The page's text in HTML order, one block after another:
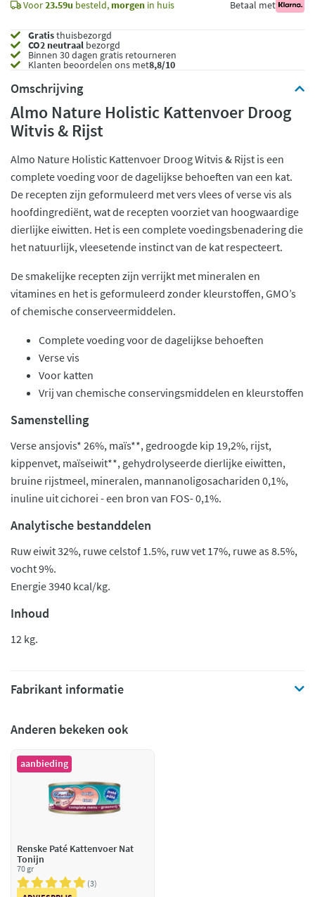
Voor23.59u besteld, morgen in huis Betaal met
Gratisthuisbezorgd
CO2 neutraal bezorgd
Binnen 30 dagen gratis retourneren
Klanten beoordelen ons met8,8/10
Omschrijving
Almo Nature Holistic Kattenvoer Droog
Witvis & Rijst
Almo Nature Holistic Kattenvoer Droog Witvis & Rijst is een
complete voeding voor de dagelijkse behoeften van een kat.
De recepten zijn geformuleerd met vers vlees of verse vis als
hoofdingrediënt, wat de recepten voorziet van hoogwaardige
dierlijke eiwitten. Het is een complete voedingsbenadering die
het natuurlijk, vleesetende instinct van de kat respecteert.
De smakelijke recepten zijn verrijkt met mineralen en
vitamines en het is geformuleerd zonder kleurstoffen, GMO’s
of chemische conserveermiddelen.
Complete voeding voor de dagelijkse behoeften
Verse vis
Voor katten
Vrij van chemische conservingsmiddelen en kleurstoffen
Samenstelling
Verse ansjovis* 26%, maïs**, gedroogde kip 19,2%, rijst,
kippenvet, maïseiwit**, gehydrolyseerde dierlijke eiwitten,
bruine rijstmeel, mineralen, mannanoligosachariden 0,1%,
inuline uit cichorei - een bron van FOS- 0,1%.
Analytische bestanddelen
Ruw eiwit 32%, ruwe celstof 1.5%, ruw vet 17%, ruwe as 8.5%,
vocht 9%.
Energie 3940 kcal/kg.
Inhoud
12 kg.
Fabrikant informatie
Anderen bekeken ook
aanbieding
Renske Paté Kattenvoer Nat
Tonijn
70 gr
3